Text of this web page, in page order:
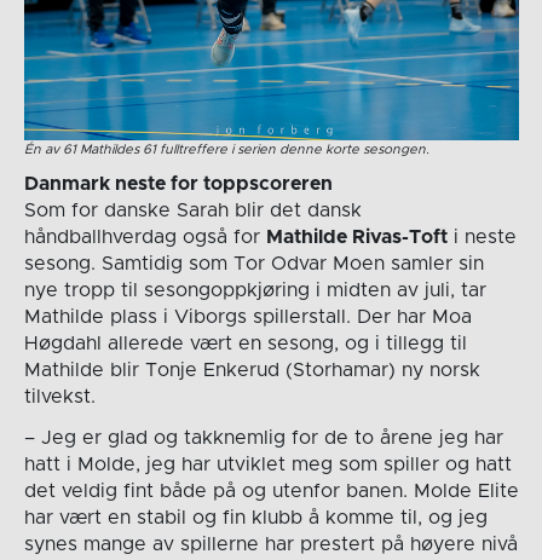
Én av 61 Mathildes 61 fulltreffere i serien denne korte sesongen.
Danmark neste for toppscoreren
Som for danske Sarah blir det dansk
håndballhverdag også for Mathilde Rivas-Tofti neste
sesong. Samtidig som Tor Odvar Moen samler sin
nye tropp til sesongoppkjøring i midten av juli, tar
Mathilde plass i Viborgs spillerstall. Der har Moa
Høgdahl allerede vært en sesong, og i tillegg til
Mathilde blir Tonje Enkerud (Storhamar) ny norsk
tilvekst.
– Jeg er glad og takknemlig for de to årene jeg har
hatt i Molde, jeg har utviklet meg som spiller og hatt
det veldig fint både på og utenfor banen. Molde Elite
har vært en stabil og fin klubb å komme til, og jeg
synes mange av spillerne har prestert på høyere nivå